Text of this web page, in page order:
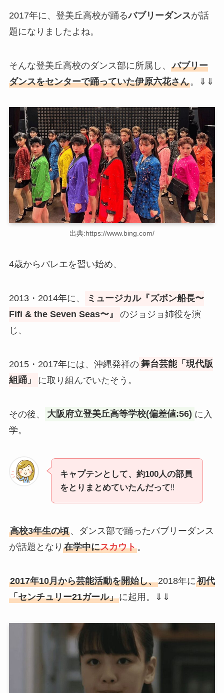
2017年に、登美丘高校が踊るバブリーダンスが話
題になりましたよね。
そんな登美丘高校のダンス部に所属し、 バブリー
ダンスをセンターで踊っていた伊原六花さん。⇓⇓
出典:https://www.bing.com/
4歳からバレエを習い始め、
2013・2014年に、
ミュージカル『ズボン船長〜
Fifi & the Seven Seas〜』
のジョジョ姉役を演
じ、
2015・2017年には、沖縄発祥の 舞台芸能「現代版
組踊」
に取り組んでいたそう。
その後、 大阪府立登美丘高等学校(偏差値:56) に入
学。
キャプテンとして、約100人の部員
をとりまとめていたんだって‼
高校3年生の頃、ダンス部で踊ったバブリーダンス
が話題となり 在学中にスカウト。
2017年10月から芸能活動を開始し、2018年に初代
「センチュリー21ガール」に起用。⇓⇓